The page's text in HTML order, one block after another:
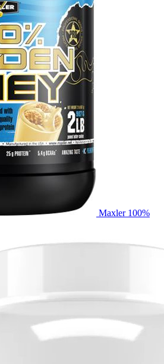
Maxler 100%